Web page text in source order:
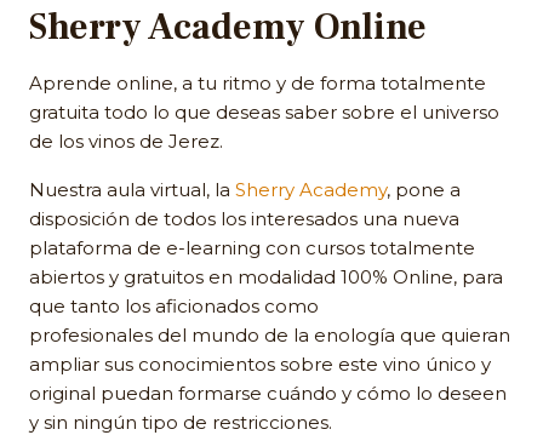
Sherry Academy Online
Aprende online, a tu ritmo y de forma totalmente
gratuita todo lo que deseas saber sobre el universo
de los vinos de Jerez.
Nuestra aula virtual, la Sherry Academy, pone a
disposición de todos los interesados una nueva
plataforma de e-learning con cursos totalmente
abiertos y gratuitos en modalidad 100% Online, para
que tanto los aficionados como
profesionales del mundo de la enología que quieran
ampliar sus conocimientos sobre este vino único y
original puedan formarse cuándo y cómo lo deseen
y sin ningún tipo de restricciones.